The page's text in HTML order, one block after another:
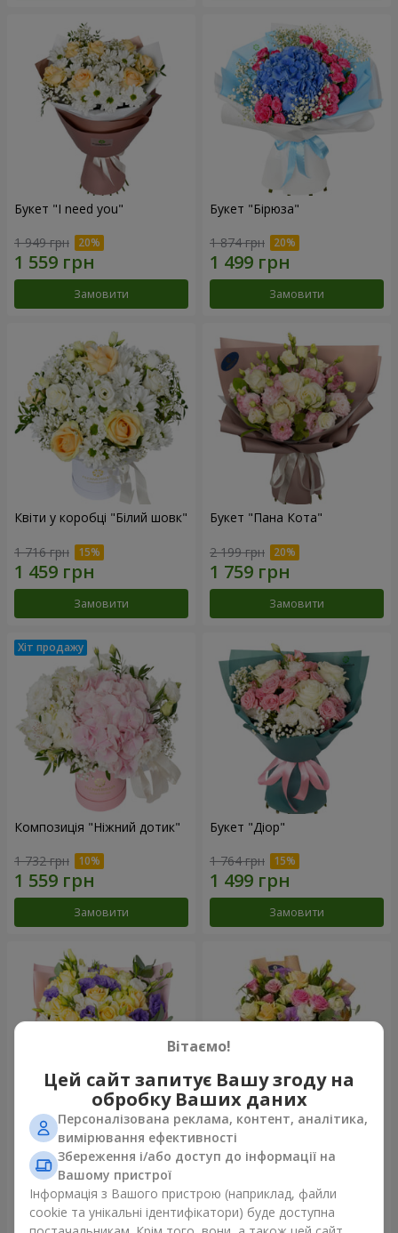
Букет "I need you"
1 949 грн
Замовити
Букет "Бірюза"
1 874 грн
Замовити
Квіти у коробці "Білий шовк"
1 716 грн
Замовити
Букет "Пана Кота"
2 199 грн
Замовити
Композиція "Ніжний дотик"
1 732 грн
Замовити
Букет "Діор"
1 764 грн
Замовити
Букет "Кольорові сни"
3 656 грн
Замовити
Букет "Квіткове Selfie!"
Замовити
Вітаємо!
Цей сайт запитує Вашу згоду на
обробку Ваших даних
Персоналізована реклама, контент, аналітика,
вимірювання ефективності
Збереження і/або доступ до інформації на
Вашому пристрої
Інформація з Вашого пристрою (наприклад, файли
cookie та унікальні ідентифікатори) буде доступна